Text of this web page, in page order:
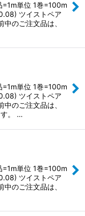
=1m単位 1巻=100m
ツイストペア
のご注文品は、
=1m単位 1巻=100m
ツイストペア
のご注文品は、
す。 …
=1m単位 1巻=100m
ツイストペア
のご注文品は、